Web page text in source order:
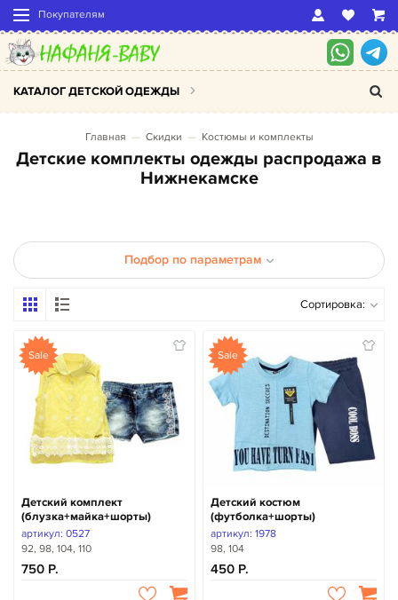
Покупателям
КАТАЛОГ ДЕТСКОЙ ОДЕЖДЫ
Главная Скидки Костюмы и комплекты
Детские комплекты одежды распродажа в
Нижнекамске
Подбор по параметрам
Сортировка:
Sale
Детский комплект
(блузка+майка+шорты)
артикул: 0527
92, 98, 104, 110
750
Sale
Детский костюм
(футболка+шорты)
артикул: 1978
98, 104
450